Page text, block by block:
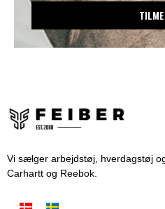
Vi sælger arbejdstøj, hverdagstøj
Carhartt og Reebok.